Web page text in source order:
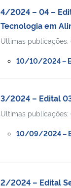
4/2024 – 04 –
Tecnologia em
Ultimas publicações:
10/10/2024 –
3/2024 – Edital
Ultimas publicações:
10/09/2024 –
2/2024 – Edital